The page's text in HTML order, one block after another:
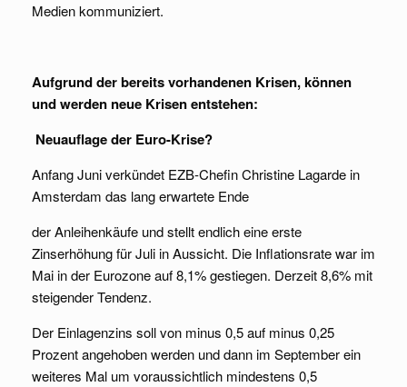
Medien kommuniziert.
Aufgrund der bereits vorhandenen Krisen, können
und werden neue Krisen entstehen:
Neuauflage der Euro-Krise?
Anfang Juni verkündet EZB-Chefin Christine Lagarde in
Amsterdam das lang erwartete Ende
der Anleihenkäufe und stellt endlich eine erste
Zinserhöhung für Juli in Aussicht. Die Inflationsrate war im
Mai in der Eurozone auf 8,1% gestiegen. Derzeit 8,6% mit
steigender Tendenz.
Der Einlagenzins soll von minus 0,5 auf minus 0,25
Prozent angehoben werden und dann im September ein
weiteres Mal um voraussichtlich mindestens 0,5